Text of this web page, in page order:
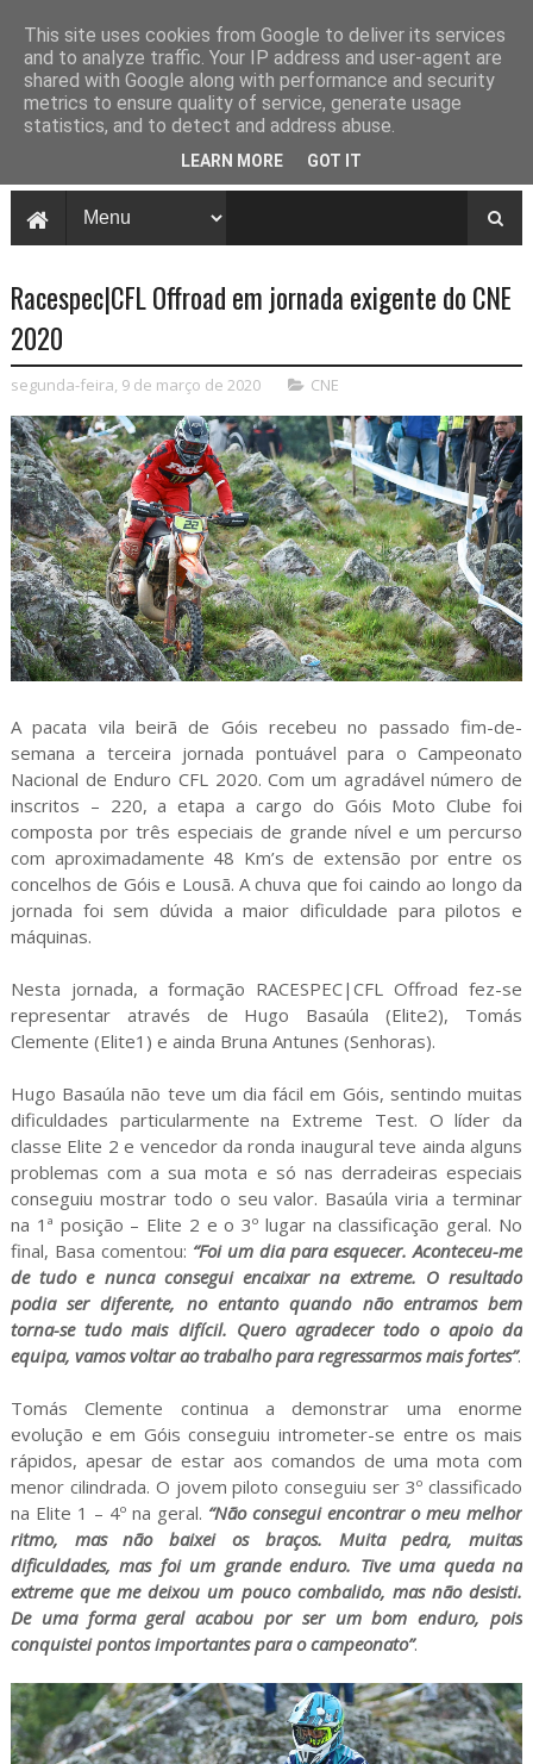
Racespec|CFL Offroad em jornada exigente do CNE
2020
segunda-feira, 9 de março de 2020 CNE
A pacata vila beirã de Góis recebeu no passado fim-de-
semana a terceira jornada pontuável para o Campeonato
Nacional de Enduro CFL 2020. Com um agradável número de
inscritos – 220, a etapa a cargo do Góis Moto Clube foi
composta por três especiais de grande nível e um percurso
com aproximadamente 48 Km’s de extensão por entre os
concelhos de Góis e Lousã. A chuva que foi caindo ao longo da
jornada foi sem dúvida a maior dificuldade para pilotos e
máquinas.
Nesta jornada, a formação RACESPEC|CFL Offroad fez-se
representar através de Hugo Basaúla (Elite2), Tomás
Clemente (Elite1) e ainda Bruna Antunes (Senhoras).
Hugo Basaúla não teve um dia fácil em Góis, sentindo muitas
dificuldades particularmente na Extreme Test. O líder da
classe Elite 2 e vencedor da ronda inaugural teve ainda alguns
problemas com a sua mota e só nas derradeiras especiais
conseguiu mostrar todo o seu valor. Basaúla viria a terminar
na 1ª posição – Elite 2 e o 3º lugar na classificação geral. No
final, Basa comentou: “Foi um dia para esquecer. Aconteceu-me
de tudo e nunca consegui encaixar na extreme. O resultado
podia ser diferente, no entanto quando não entramos bem
torna-se tudo mais difícil. Quero agradecer todo o apoio da
equipa, vamos voltar ao trabalho para regressarmos mais fortes”.
Tomás Clemente continua a demonstrar uma enorme
evolução e em Góis conseguiu intrometer-se entre os mais
rápidos, apesar de estar aos comandos de uma mota com
menor cilindrada. O jovem piloto conseguiu ser 3º classificado
na Elite 1 – 4º na geral. “Não consegui encontrar o meu melhor
ritmo, mas não baixei os braços. Muita pedra, muitas
dificuldades, mas foi um grande enduro. Tive uma queda na
extreme que me deixou um pouco combalido, mas não desisti.
De uma forma geral acabou por ser um bom enduro, pois
conquistei pontos importantes para o campeonato”.
This site uses cookies from Google to deliver its services
and to analyze traffic. Your IP address and user-agent are
shared with Google along with performance and security
metrics to ensure quality of service, generate usage
statistics, and to detect and address abuse.
LEARN MORE GOT IT